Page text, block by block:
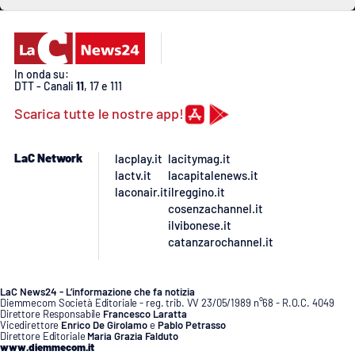
In onda su:
DTT - Canali 11, 17 e 111
Scarica tutte le nostre app!
LaC Network
lacplay.it
lactv.it
laconair.it
lacitymag.it
lacapitalenews.it
ilreggino.it
cosenzachannel.it
ilvibonese.it
catanzarochannel.it
LaC News24 - L’informazione che fa notizia
Diemmecom Società Editoriale - reg. trib. VV 23/05/1989 n°68 - R.O.C. 4049
Direttore Responsabile Francesco Laratta
Vicedirettore Enrico De GirolamoePablo Petrasso
Direttore Editoriale Maria Grazia Falduto
www.diemmecom.it